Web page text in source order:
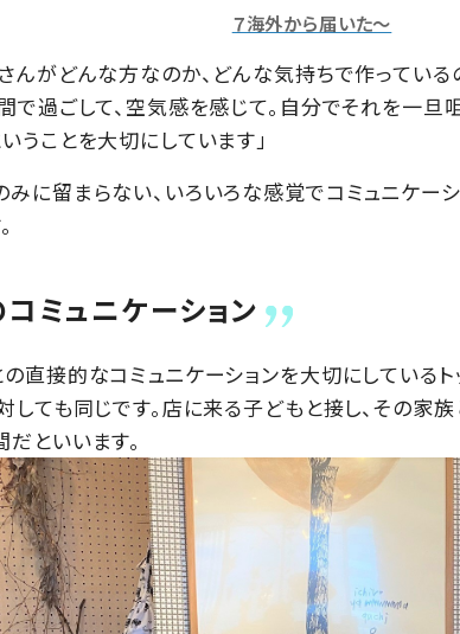
７海外から届いた～
んがどんな方なのか、どんな気持ちで作ってい
で過ごして、空気感を感じて。自分でそれを一旦
うことを大切にしています」
に留まらない、いろいろな感覚でコミュニケー
ミュニケーション
直接的なコミュニケーションを大切にしている
しても同じです。店に来る子どもと接し、その家
といいます。